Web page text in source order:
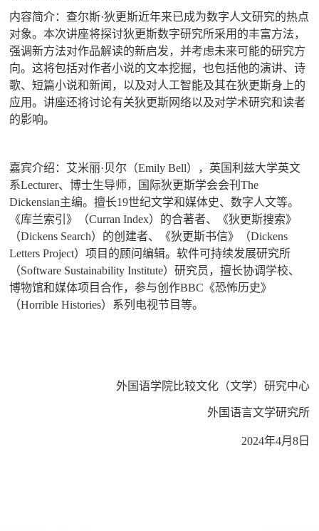
内容简介：查尔斯·狄更斯近年来已成为数字人文研究的热点
对象。本次讲座将探讨狄更斯数字研究所采用的丰富方法，
强调新方法对作品解读的新启发，并考虑未来可能的研究方
向。这将包括对作者小说的文本挖掘，也包括他的演讲、诗
歌、短篇小说和新闻，以及对人工智能及其在狄更斯身上的
应用。讲座还将讨论有关狄更斯网络以及对学术研究和读者
的影响。
嘉宾介绍 ：艾米丽·贝尔（Emily Bell），英国利兹大学英文
系Lecturer、博士生导师，国际狄更斯学会会刊The
Dickensian主编。擅长19世纪文学和媒体史、数字人文等。
《库兰索引》（Curran Index）的合著者、《狄更斯搜索》
（Dickens Search）的创建者、《狄更斯书信》（Dickens
Letters Project）项目的顾问编辑。软件可持续发展研究所
（Software Sustainability Institute）研究员，擅长协调学校、
博物馆和媒体项目合作，参与创作BBC 《恐怖历史》
（Horrible Histories）系列电视节目等。
外国语学院比较文化（文学）研究中心
外国语言文学研究所
2024年4月 8日